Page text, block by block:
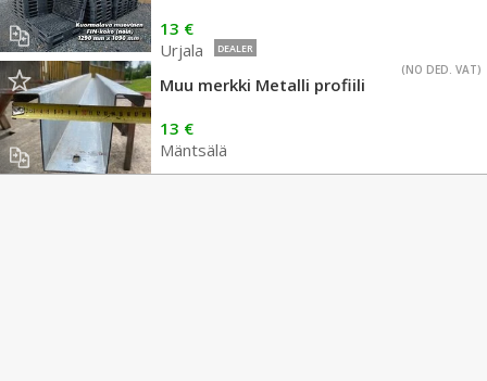
13 €
Urjala
DEALER
(NO DED. VAT)
Muu merkki Metalli profiili
13 €
Mäntsälä